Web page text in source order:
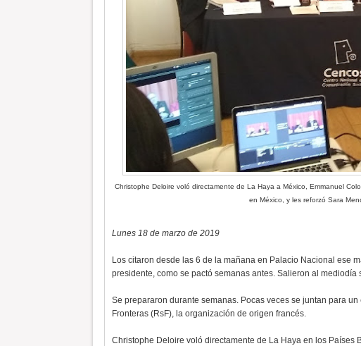
Christophe Deloire voló directamente de La Haya a México, Emmanuel
en México, y les reforzó Sara
Lunes 18 de marzo de 2019
Los citaron desde las 6 de la mañana en Palacio Nacional ese
presidente, como se pactó semanas antes. Salieron al mediodía
Se prepararon durante semanas. Pocas veces se juntan para
Fronteras (RsF), la organización de origen francés.
Christophe Deloire voló directamente de La Haya en los